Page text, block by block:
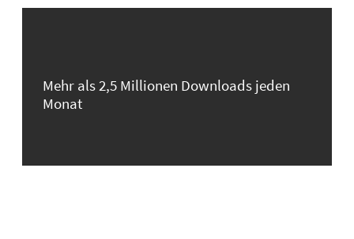
Mehr als 2,5 Millionen Downloads jeden
Monat